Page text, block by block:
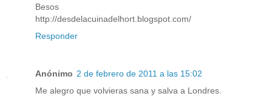
Besos
http://desdelacuinadelhort.blogspot.com/
Responder
Anónimo 2 de febrero de 2011 a las 15:02
Me alegro que volvieras sana y salva a Londres.